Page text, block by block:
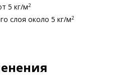
5 кг/м2
слоя около 5 кг/м2